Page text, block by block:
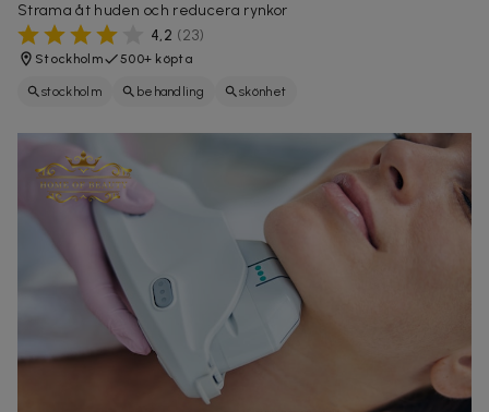
Strama åt huden och reducera rynkor
4,2 (23)
Stockholm 500+ köpta
stockholm behandling skönhet